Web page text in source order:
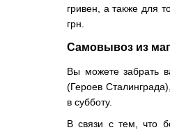
гривен, а также для
грн.
Самовывоз из
Вы можете забрать
(Героев
в субботу.
В связи с тем, что